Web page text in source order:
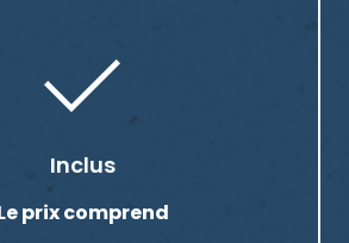
Inclus
prix comprend